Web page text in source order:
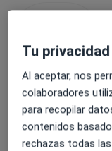
Essential
Dentista
Tu
Al aceptar, nos
colaboradores
para recopilar
contenidos
rechazas todas